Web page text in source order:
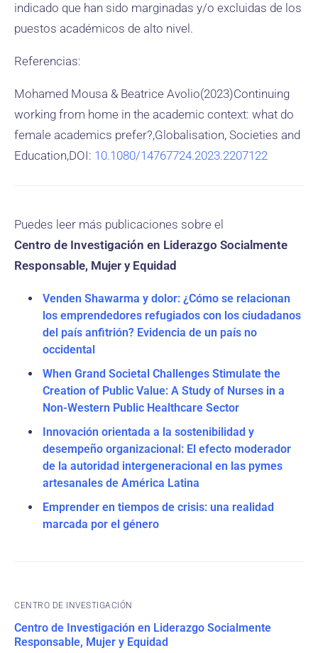
indicado que han sido marginadas y/o excluidas de los
puestos académicos de alto nivel.
Referencias:
Mohamed Mousa & Beatrice Avolio(2023)Continuing
working from home in the academic context: what do
female academics prefer?,Globalisation, Societies and
Education,DOI: 10.1080/14767724.2023.2207122
Puedes leer más publicaciones sobre el
Centro de Investigación en Liderazgo Socialmente
Responsable, Mujer y Equidad
Venden Shawarma y dolor: ¿Cómo se relacionan
los emprendedores refugiados con los ciudadanos
del país anfitrión? Evidencia de un país no
occidental
When Grand Societal Challenges Stimulate the
Creation of Public Value: A Study of Nurses in a
Non-Western Public Healthcare Sector
Innovación orientada a la sostenibilidad y
desempeño organizacional: El efecto moderador
de la autoridad intergeneracional en las pymes
artesanales de América Latina
Emprender en tiempos de crisis: una realidad
marcada por el género
CENTRO DE INVESTIGACIÓN
Centro de Investigación en Liderazgo Socialmente
Responsable, Mujer y Equidad